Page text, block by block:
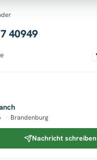
40949
· Brandenburg
Nachricht schreiben